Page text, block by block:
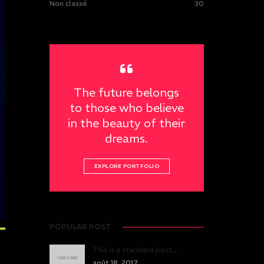
Non classé 30
The future belongs
to those who believe
in the beauty of their
dreams.
EXPLORE PORTFOLIO
POPULAR POST
This is a standard post…